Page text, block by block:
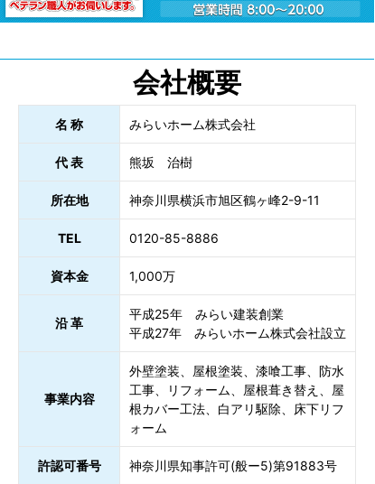
会社概要
名 称 みらいホーム株式会社
代 表 熊坂 治樹
所在地 神奈川県横浜市旭区鶴ヶ峰2-9-11
TEL 0120-85-8886
資本金 1,000万
沿 革
平成25年 みらい建装創業
平成27年 みらいホーム株式会社設立
事業内容
外壁塗装、屋根塗装、漆喰工事、防水
工事、リフォーム、屋根葺き替え、屋
根カバー工法、白アリ駆除、床下リフ
ォーム
許認可番号 神奈川県知事許可(般ー5)第91883号